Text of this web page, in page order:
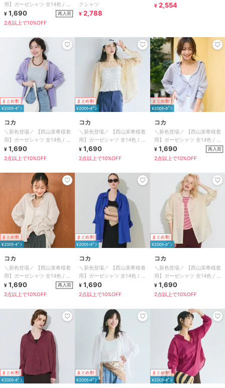
用】ガーゼシャツ 全14色 / 冷
房対策
¥ 1,690 再入荷
2点以上で10%OFF
クシャツ
¥ 2,788
¥ 2,554
まとめ割
¥200ｸｰﾎﾟﾝ
コカ
＼新色登場／ 【西山茉希様着
用】ガーゼシャツ 全14色 / 冷
房対策
¥ 1,690
2点以上で10%OFF
まとめ割
¥200ｸｰﾎﾟﾝ
コカ
＼新色登場／ 【西山茉希様着
用】ガーゼシャツ 全14色 / 冷
房対策
¥ 1,690
2点以上で10%OFF
まとめ割
¥200ｸｰﾎﾟﾝ
コカ
＼新色登場／ 【西山茉希様着
用】ガーゼシャツ 全14色 / 冷
房対策
¥ 1,690 再入荷
2点以上で10%OFF
まとめ割
¥200ｸｰﾎﾟﾝ
コカ
＼新色登場／ 【西山茉希様着
用】ガーゼシャツ 全14色 / 冷
房対策
¥ 1,690 再入荷
2点以上で10%OFF
まとめ割
¥200ｸｰﾎﾟﾝ
コカ
＼新色登場／ 【西山茉希様着
用】ガーゼシャツ 全14色 / 冷
房対策
¥ 1,690
2点以上で10%OFF
まとめ割
¥200ｸｰﾎﾟﾝ
コカ
＼新色登場／ 【西山茉希様着
用】ガーゼシャツ 全14色 / 冷
房対策
¥ 1,690
2点以上で10%OFF
まとめ割
¥200ｸｰﾎﾟﾝ
まとめ割
¥200ｸｰﾎﾟﾝ
まとめ割
¥200ｸｰﾎﾟﾝ